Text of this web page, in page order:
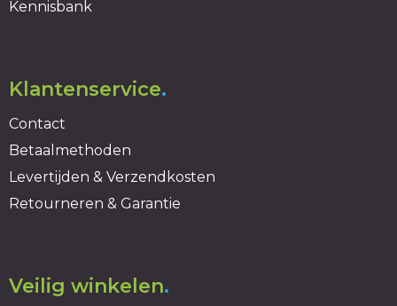
Kennisbank
Klantenservice.
Contact
Betaalmethoden
Levertijden & Verzendkosten
Retourneren & Garantie
Veilig winkelen.